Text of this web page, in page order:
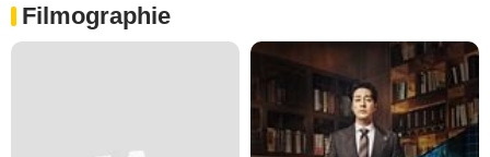
Filmographie